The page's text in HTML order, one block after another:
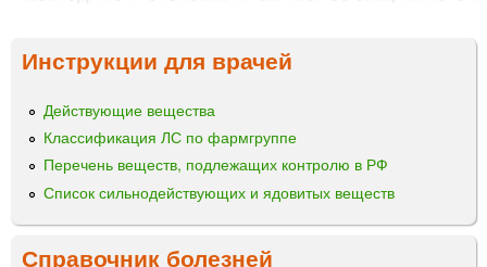
Инструкции для врачей
Действующие вещества
Классификация ЛС по фармгруппе
Перечень веществ, подлежащих контролю в РФ
Список сильнодействующих и ядовитых веществ
Справочник болезней